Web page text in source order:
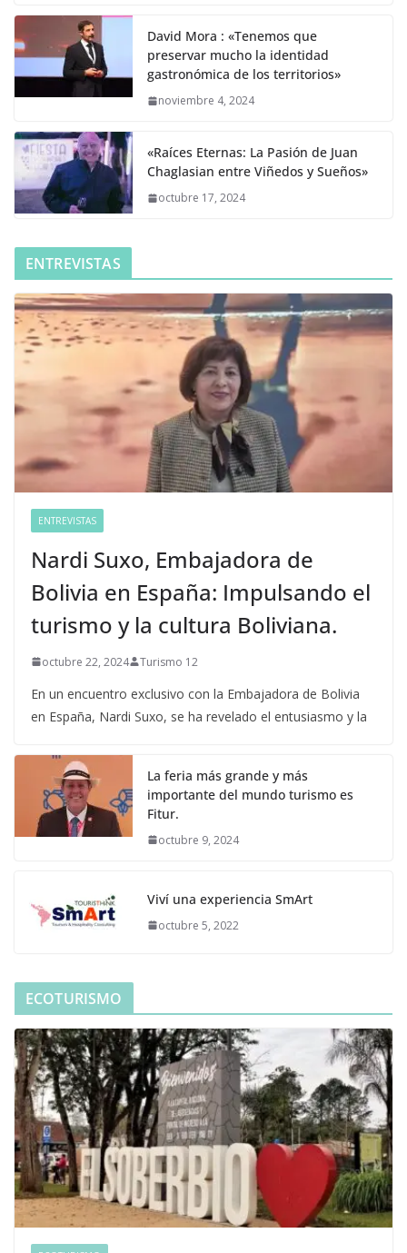
David Mora : «Tenemos que
preservar mucho la identidad
gastronómica de los territorios»
noviembre 4, 2024
«Raíces Eternas: La Pasión de Juan
Chaglasian entre Viñedos y Sueños»
octubre 17, 2024
ENTREVISTAS
ENTREVISTAS
Nardi Suxo, Embajadora de
Bolivia en España: Impulsando el
turismo y la cultura Boliviana.
octubre 22, 2024 Turismo 12
En un encuentro exclusivo con la Embajadora de Bolivia
en España, Nardi Suxo, se ha revelado el entusiasmo y la
La feria más grande y más
importante del mundo turismo es
Fitur.
octubre 9, 2024
Viví una experiencia SmArt
octubre 5, 2022
ECOTURISMO